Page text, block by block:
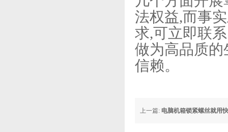
法权益,而事
求,可立即联
做为高品质
信赖。
上一篇: 电脑机箱锁紧螺丝就用